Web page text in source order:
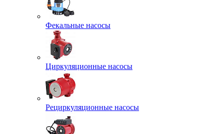
Фекальные насосы
Циркуляционные насосы
Рециркуляционные насосы